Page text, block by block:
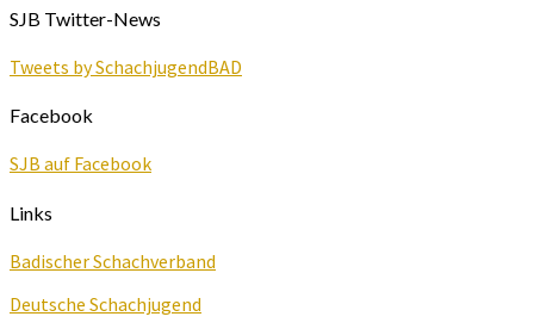
SJB Twitter-News
Tweets by SchachjugendBAD
Facebook
SJB auf Facebook
Links
Badischer Schachverband
Deutsche Schachjugend